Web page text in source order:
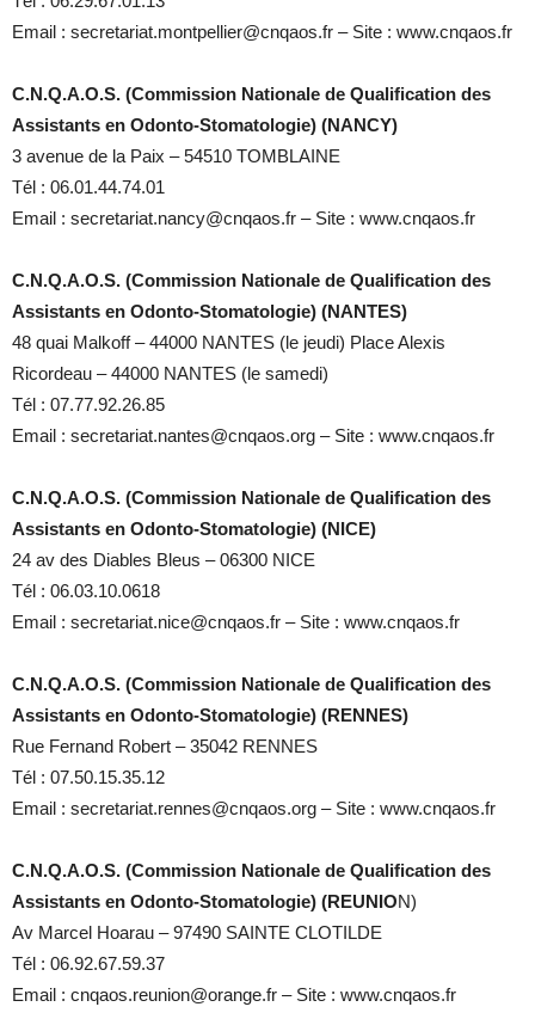
Email : secretariat.montpellier@cnqaos.fr – Site : www.cnqaos.fr
C.N.Q.A.O.S. (Commission Nationale de Qualification des
Assistants en Odonto-Stomatologie) (NANCY)
3 avenue de la Paix – 54510 TOMBLAINE
Tél : 06.01.44.74.01
Email : secretariat.nancy@cnqaos.fr – Site : www.cnqaos.fr
C.N.Q.A.O.S. (Commission Nationale de Qualification des
Assistants en Odonto-Stomatologie) (NANTES)
48 quai Malkoff – 44000 NANTES (le jeudi) Place Alexis
Ricordeau – 44000 NANTES (le samedi)
Tél : 07.77.92.26.85
Email : secretariat.nantes@cnqaos.org – Site : www.cnqaos.fr
C.N.Q.A.O.S. (Commission Nationale de Qualification des
Assistants en Odonto-Stomatologie) (NICE)
24 av des Diables Bleus – 06300 NICE
Tél : 06.03.10.0618
Email : secretariat.nice@cnqaos.fr – Site : www.cnqaos.fr
C.N.Q.A.O.S. (Commission Nationale de Qualification des
Assistants en Odonto-Stomatologie) (RENNES)
Rue Fernand Robert – 35042 RENNES
Tél : 07.50.15.35.12
Email : secretariat.rennes@cnqaos.org – Site : www.cnqaos.fr
C.N.Q.A.O.S. (Commission Nationale de Qualification des
Assistants en Odonto-Stomatologie) (REUNION)
Av Marcel Hoarau – 97490 SAINTE CLOTILDE
Tél : 06.92.67.59.37
Email : cnqaos.reunion@orange.fr – Site : www.cnqaos.fr